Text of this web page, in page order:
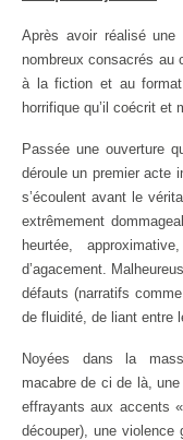
Après avoir réalisé une
nombreux consacrés au
à la fiction et au
horrifique qu’il coécrit et
Passée une ouverture
déroule un premier acte
s’écoulent avant le
extrêmement
heurtée,
d’agacement.
défauts (narratifs
de fluidité, de liant entre
Noyées dans la
macabre de ci de là,
effrayants aux accents
découper), une violence